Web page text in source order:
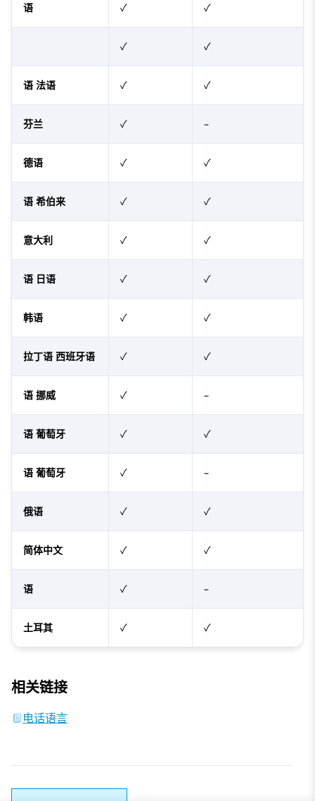
语 ✓ ✓
✓ ✓
语 法语 ✓ ✓
芬兰 ✓ –
德语 ✓ ✓
语 希伯来 ✓ ✓
意大利 ✓ ✓
语 日语 ✓ ✓
韩语 ✓ ✓
拉丁语 西班牙语 ✓ ✓
语 挪威 ✓ –
语 葡萄牙 ✓ ✓
语 葡萄牙 ✓ –
俄语 ✓ ✓
简体中文 ✓ ✓
语 ✓ –
土耳其 ✓ ✓
相关链接
电话语言